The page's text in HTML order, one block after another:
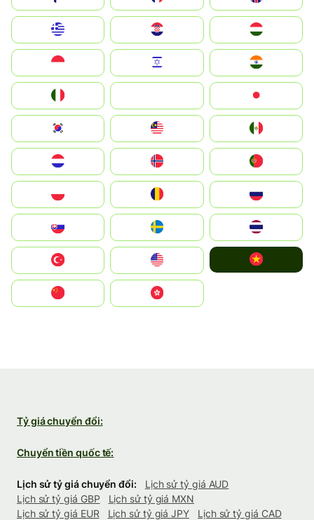
Magyarország
South Korea
United States
中國香港特別行政區
Tỷ giá chuyển đổi:
Chuyển tiền quốc tế:
Lịch sử tỷ giá chuyển đổi:
Lịch sử tỷ giá AUD
Lịch sử tỷ giá GBP
Lịch sử tỷ giá MXN
Lịch sử tỷ giá EUR
Lịch sử tỷ giá JPY
Lịch sử tỷ giá CAD